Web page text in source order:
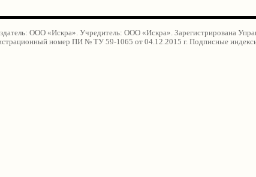
ООО «Искра». Учредитель: ООО «Искра». Зарегистрирована
номер ПИ № ТУ 59-1065 от 04.12.2015 г. Подписные